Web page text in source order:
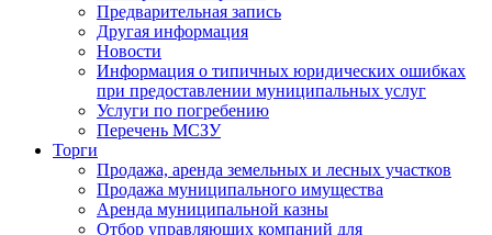
Предварительная запись
Другая информация
Новости
Информация о типичных юридических ошибках
при предоставлении муниципальных услуг
Услуги по погребению
Перечень МСЗУ
Торги
Продажа, аренда земельных и лесных участков
Продажа муниципального имущества
Аренда муниципальной казны
Отбор управляющих компаний для